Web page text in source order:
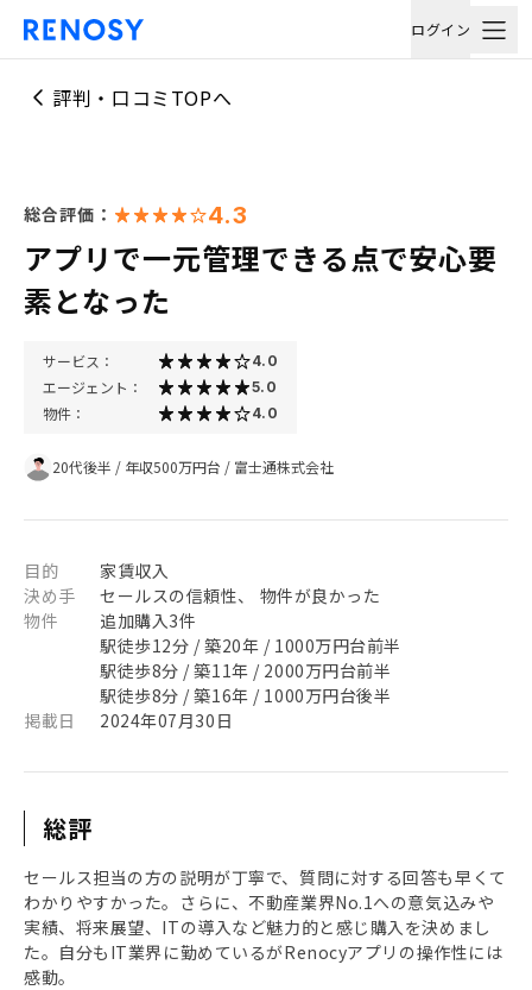
ログイン
評判・口コミTOPへ
総合評価： 4.3
アプリで一元管理できる点で安心要
素となった
サービス： 4.0
エージェント： 5.0
物件： 4.0
20代後半 / 年収500万円台 / 富士通株式会社
目的
家賃収入
決め手
セールスの信頼性、 物件が良かった
物件
追加購入3件
駅徒歩12分 / 築20年 / 1000万円台前半
駅徒歩8分 / 築11年 / 2000万円台前半
駅徒歩8分 / 築16年 / 1000万円台後半
掲載日
2024年07月30日
総評
セールス担当の方の説明が丁寧で、質問に対する回答も早くて
わかりやすかった。さらに、不動産業界No.1への意気込みや
実績、将来展望、ITの導入など魅力的と感じ購入を決めまし
た。自分もIT業界に勤めているがRenocyアプリの操作性には
感動。